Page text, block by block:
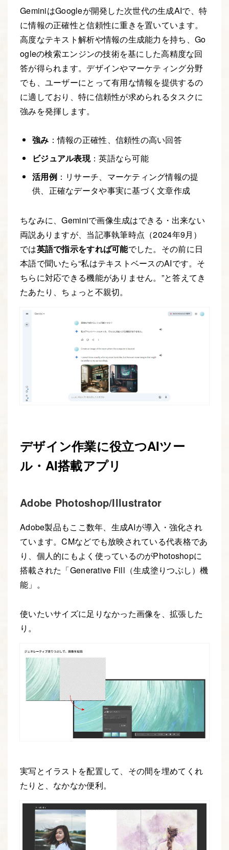
GeminiはGoogleが開発した次世代の生成AIで、特
に情報の正確性と信頼性に重きを置いています。
高度なテキスト解析や情報の生成能力を持ち、Go
ogleの検索エンジンの技術を基にした高精度な回
答が得られます。デザインやマーケティング分野
でも、ユーザーにとって有用な情報を提供するの
に適しており、特に信頼性が求められるタスクに
強みを発揮します。
強み ：情報の正確性、信頼性の高い回答
ビジュアル表現：英語なら可能
活用例：リサーチ、マーケティング情報の提
供、正確なデータや事実に基づく文章作成
ちなみに、Geminiで画像生成はできる・出来ない
両説ありますが、当記事執筆時点（2024年9月）
では英語で指示をすれば可能でした。その前に日
本語で聞いたら“私はテキストベースのAIです。そ
ちらに対応できる機能がありません。”と答えてき
たあたり、ちょっと不親切。
デザイン作業に役立つAIツー
ル・AI搭載アプリ
Adobe Photoshop/Illustrator
Adobe製品もここ数年、生成AIが導入・強化され
ています。CMなどでも放映されている代表格であ
り、個人的にもよく使っているのがPhotoshopに
搭載された「Generative Fill（生成塗りつぶし）機
能」。
使いたいサイズに足りなかった画像を、拡張した
り。
実写とイラストを配置して、その間を埋めてくれ
たりと、なかなか便利。